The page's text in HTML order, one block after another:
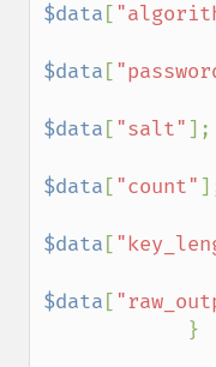
$data [
$data [
$data [ "salt"];
$data [ "count"
$data [
$data [